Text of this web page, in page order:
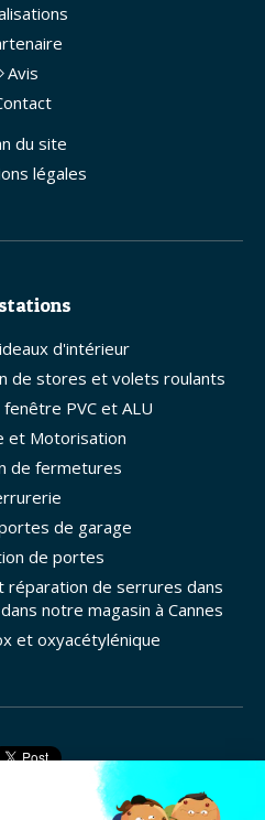
Avis
du site
légales
d'intérieur
de stores et volets roulants
PVC et ALU
et Motorisation
de fermetures
de garage
de portes
réparation de serrures dans
notre magasin à Cannes
et oxyacétylénique